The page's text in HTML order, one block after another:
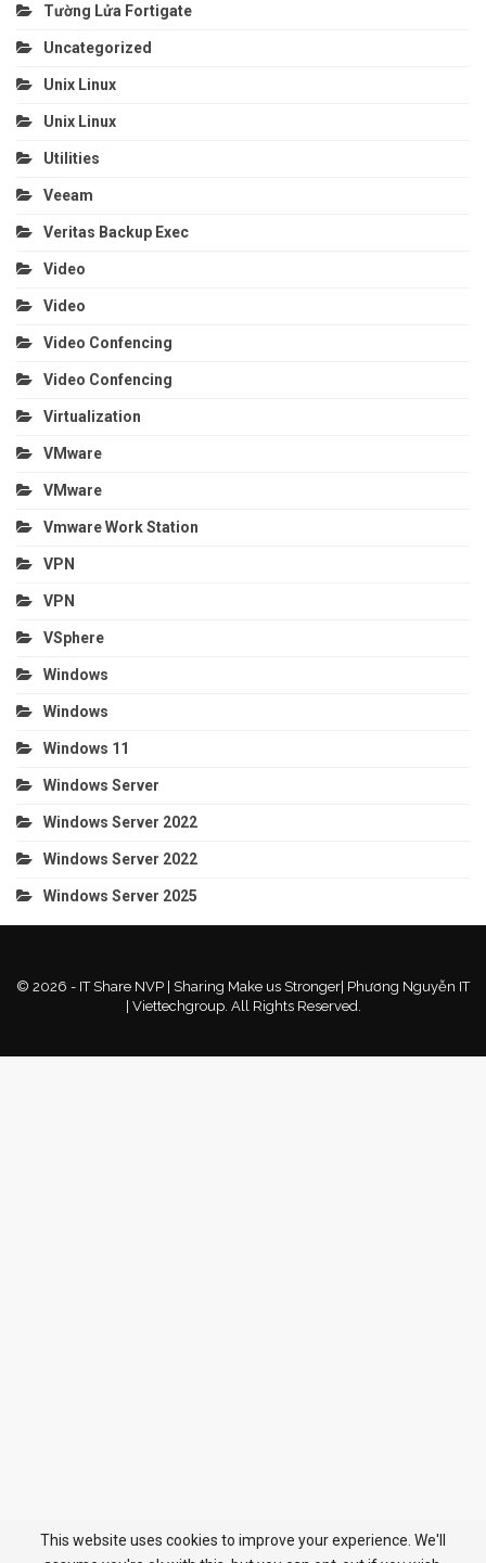
Tường Lửa Fortigate
Uncategorized
Unix Linux
Unix Linux
Utilities
Veeam
Veritas Backup Exec
Video
Video
Video Confencing
Video Confencing
Virtualization
VMware
VMware
Vmware Work Station
VPN
VPN
VSphere
Windows
Windows
Windows 11
Windows Server
Windows Server 2022
Windows Server 2022
Windows Server 2025
© 2026 - IT Share NVP | Sharing Make us Stronger| Phương Nguyễn IT
| Viettechgroup. All Rights Reserved.
This website uses cookies to improve your experience. We'll